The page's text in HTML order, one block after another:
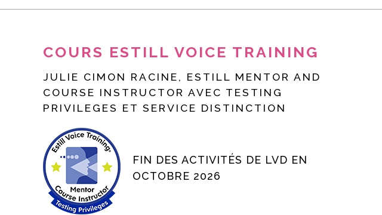
COURS ESTILL VOICE TRAINING
JULIE CIMON RACINE, ESTILL MENTOR AND
COURSE INSTRUCTOR AVEC TESTING
PRIVILEGES ET SERVICE DISTINCTION
FIN DES ACTIVITÉS DE LVD EN
OCTOBRE 2026